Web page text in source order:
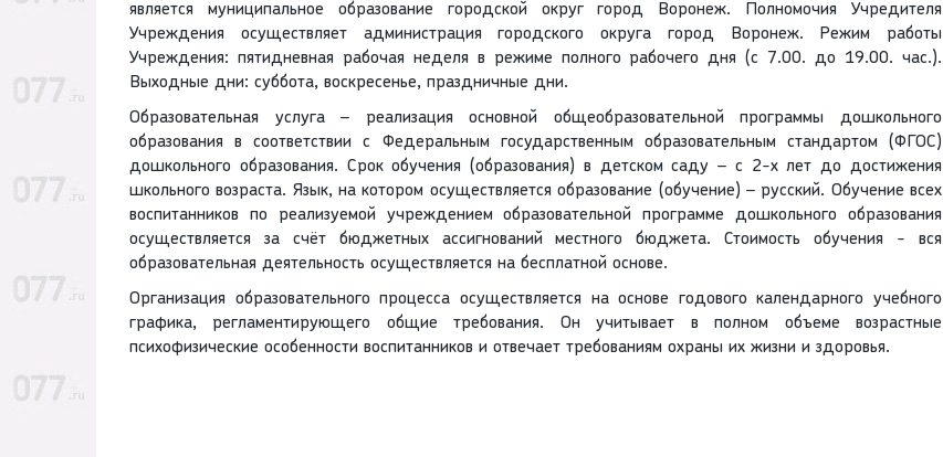
является муниципальное образование городской округ город Воронеж. Полномочия Учредителя
Учреждения осуществляет администрация городского округа город Воронеж. Режим работы
Учреждения: пятидневная рабочая неделя в режиме полного рабочего дня (с 7.00. до 19.00. час.).
Выходные дни: суббота, воскресенье, праздничные дни.
Образовательная услуга – реализация основной общеобразовательной программы дошкольного
образования в соответствии с Федеральным государственным образовательным стандартом (ФГОС)
дошкольного образования. Срок обучения (образования) в детском саду – с 2-х лет до достижения
школьного возраста. Язык, на котором осуществляется образование (обучение) – русский. Обучение всех
воспитанников по реализуемой учреждением образовательной программе дошкольного образования
осуществляется за счёт бюджетных ассигнований местного бюджета. Стоимость обучения - вся
образовательная деятельность осуществляется на бесплатной основе.
Организация образовательного процесса осуществляется на основе годового календарного учебного
графика, регламентирующего общие требования. Он учитывает в полном объеме возрастные
психофизические особенности воспитанников и отвечает требованиям охраны их жизни и здоровья.